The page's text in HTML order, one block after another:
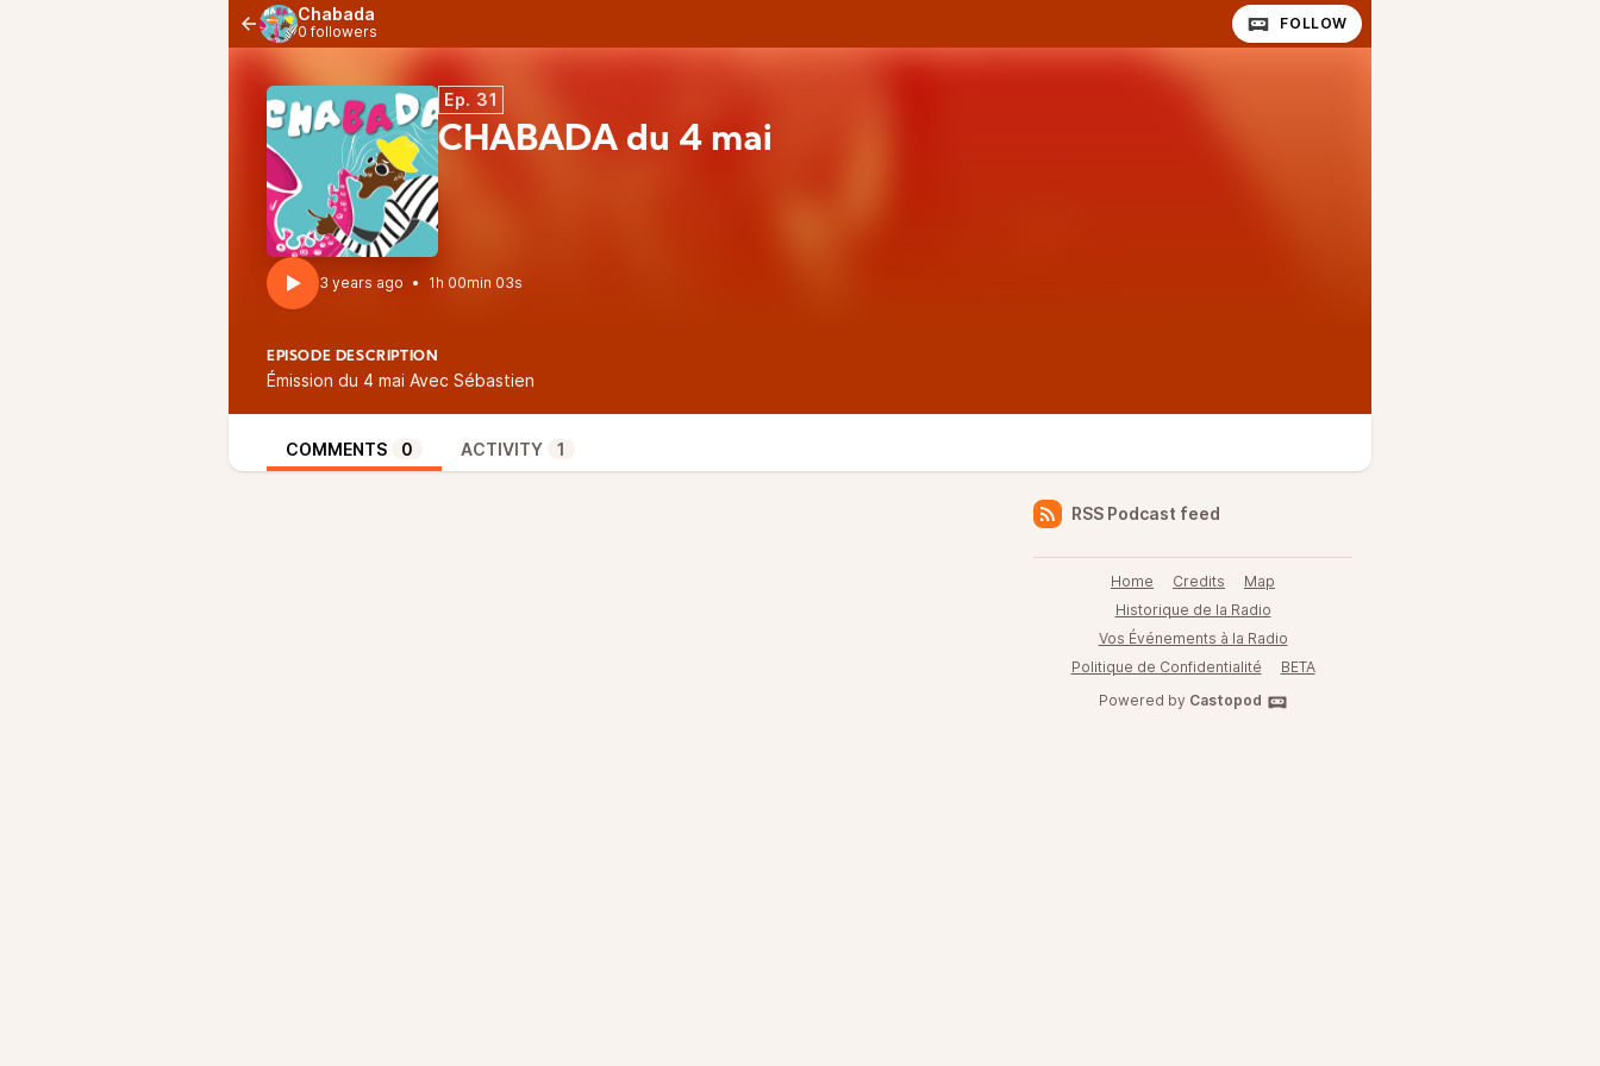
Chabada
0 followers FOLLOW
Ep. 31
CHABADA du 4 mai
3 years ago • 1h 00min 03s
EPISODE DESCRIPTION
Émission du 4 mai Avec Sébastien
COMMENTS 0 ACTIVITY 1
RSS Podcast feed
Home Credits
Map
Historique de la Radio
Vos Événements à la Radio
Politique de Confidentialité
BETA
Powered by Castopod